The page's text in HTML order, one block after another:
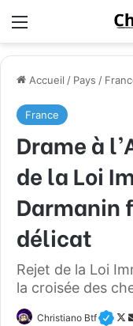
Accueil / Pays /
France
Drame à
de la Loi
Darmanin
délicat
Rejet de la Loi
la croisée des
Christiano Btf